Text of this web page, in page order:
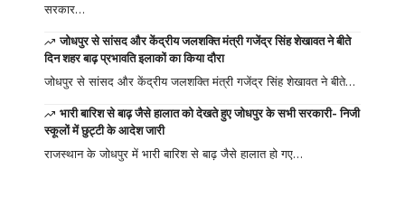
सरकार…
जोधपुर से सांसद और केंद्रीय जलशक्ति मंत्री गजेंद्र सिंह शेखावत ने बीते
दिन शहर बाढ़ प्रभावति इलाकों का किया दौरा
जोधपुर से सांसद और केंद्रीय जलशक्ति मंत्री गजेंद्र सिंह शेखावत ने बीते…
भारी बारिश से बाढ़ जैसे हालात को देखते हुए जोधपुर के सभी सरकारी- निजी
स्कूलों में छुट्टी के आदेश जारी
राजस्थान के जोधपुर में भारी बारिश से बाढ़ जैसे हालात हो गए…